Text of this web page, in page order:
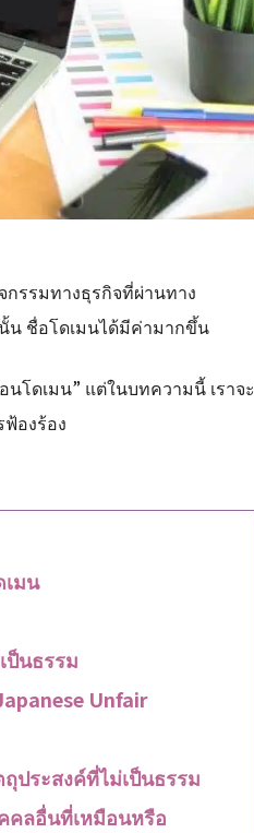
รรมทางธุรกิจที่ผ่านทาง
น ชื่อโดเมนได้มีค่ามากขึ้น
โดเมน” แต่ในบทความนี้ เราจะ
องร้อง
มน
ป็นธรรม
Unfair
ประสงค์ที่ไม่เป็นธรรม
คลอื่นที่เหมือนหรือ